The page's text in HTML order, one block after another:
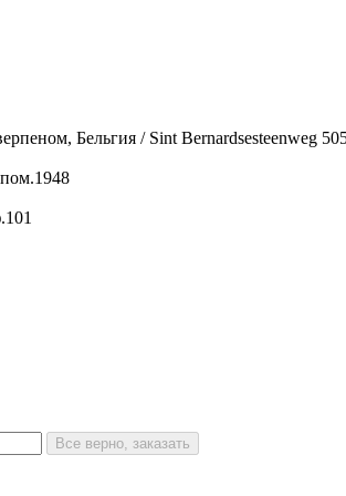
Бельгия / Sint Bernardsesteenweg
Все верно, заказать